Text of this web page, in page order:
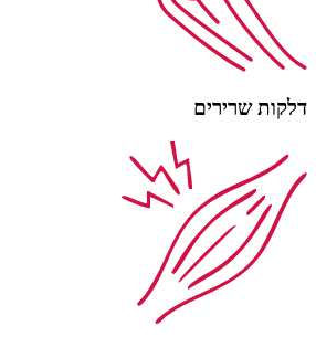
דלקות שרירים